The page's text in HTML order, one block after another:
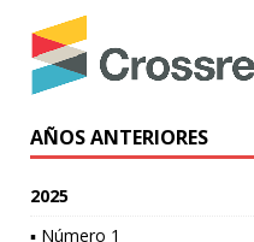
AÑOS ANTERIORES
2025
▪ Número 1